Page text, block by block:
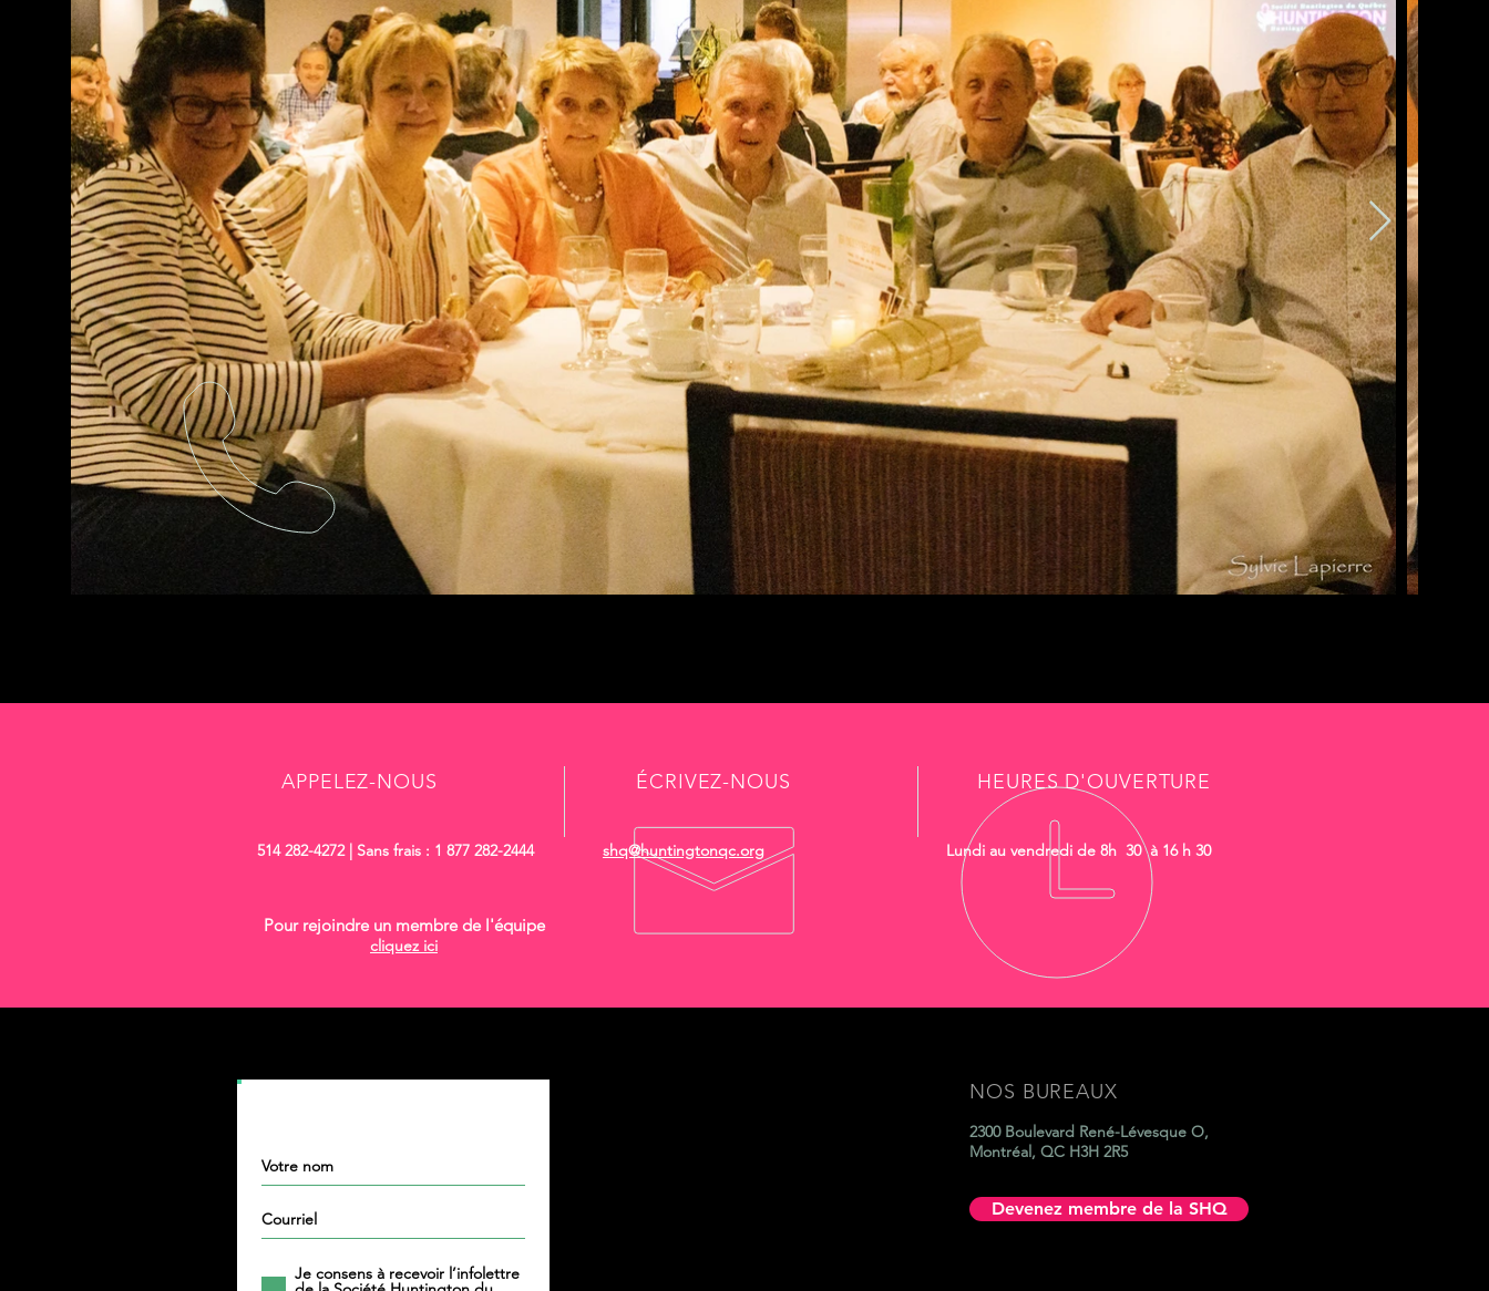
APPELEZ-NOUS ÉCRIVEZ-NOUS HEURES D'OUVERTURE
514 282-4272 | Sans frais : 1 877 282-2444 shq@huntingtonqc.org Lundi au vendredi de 8h 30 à 16 h 30
Pour rejoindre un membre de l'équipe
cliquez ici
Je consens à recevoir l’infolettre
NOS BUREAUX
2300 Boulevard René-Lévesque O,
Montréal, QC H3H 2R5
Devenez membre de la SHQ